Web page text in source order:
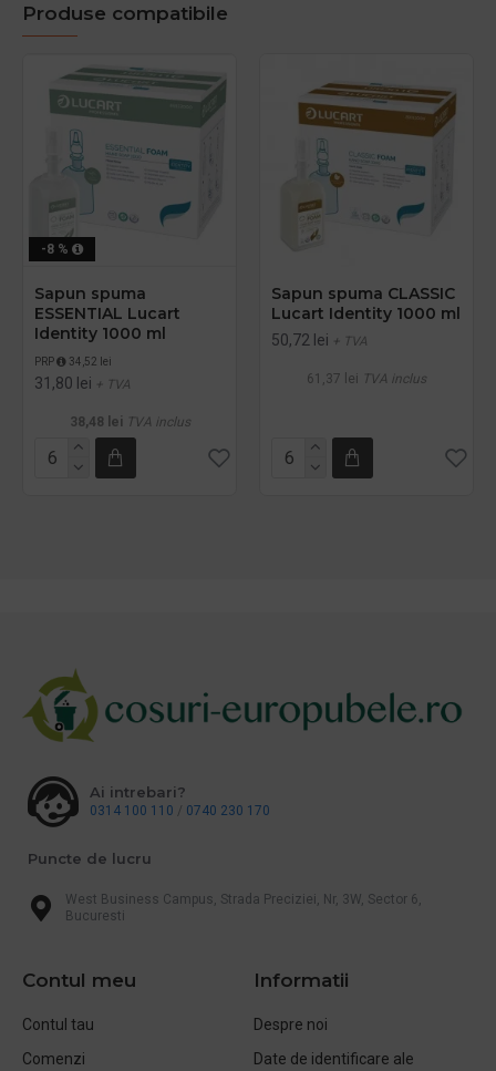
Produse compatibile
-8 %
Sapun spuma
ESSENTIAL Lucart
Identity 1000 ml
PRP 34,52 lei
31,80 lei + TVA
38,48 lei TVA inclus
Sapun spuma CLASSIC
Lucart Identity 1000 ml
50,72 lei + TVA
61,37 lei TVA inclus
Ai intrebari?
0314 100 110 / 0740 230 170
Puncte de lucru
West Business Campus, Strada Preciziei, Nr, 3W, Sector 6,
Bucuresti
Contul meu
Contul tau
Comenzi
Informatii
Despre noi
Date de identificare ale